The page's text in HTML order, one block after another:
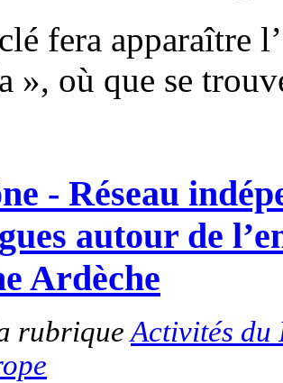
fera apparaître
», où que se
- Réseau
autour de
Ardèche
rubriqueActivités du